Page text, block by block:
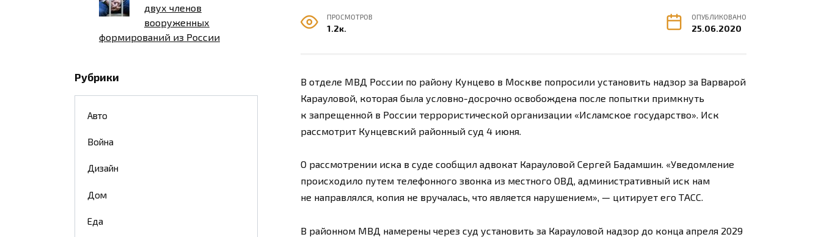
ПРОСМОТРОВ
1.2к.
ОПУБЛИКОВАНО
25.06.2020
В отделе МВД России по району Кунцево в Москве попросили установить надзор за Варварой
Карауловой, которая была условно-досрочно освобождена после попытки примкнуть
к запрещенной в России террористической организации «Исламское государство». Иск
рассмотрит Кунцевский районный суд 4 июня.
О рассмотрении иска в суде сообщил адвокат Карауловой Сергей Бадамшин. «Уведомление
происходило путем телефонного звонка из местного ОВД, административный иск нам
не направлялся, копия не вручалась, что является нарушением», — цитирует его ТАСС.
В районном МВД намерены через суд установить за Карауловой надзор до конца апреля 2029
двух членов
вооруженных
формирований из России
Рубрики
Авто
Война
Дизайн
Дом
Еда